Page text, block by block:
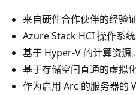
来自硬件合作伙伴的经验
Azure Stack HCI 操作系统
基于 Hyper-V 的计算资源。
基于存储空间直通的虚拟化
作为启用 Arc 的服务器的